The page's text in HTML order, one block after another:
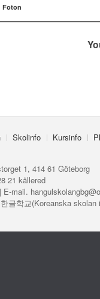
Foton
Skolinfo Kursinfo
1, 414 61 Göteborg
21 kållered
E-mail.
글학교(Koreanska skolan